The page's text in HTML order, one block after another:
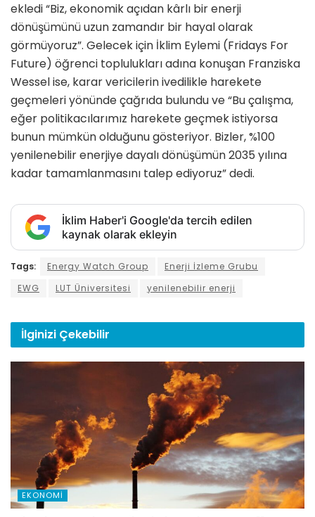
ekledi “Biz, ekonomik açıdan kârlı bir enerji
dönüşümünü uzun zamandır bir hayal olarak
görmüyoruz”. Gelecek için İklim Eylemi (Fridays For
Future) öğrenci toplulukları adına konuşan Franziska
Wessel ise, karar vericilerin ivedilikle harekete
geçmeleri yönünde çağrıda bulundu ve “Bu çalışma,
eğer politikacılarımız harekete geçmek istiyorsa
bunun mümkün olduğunu gösteriyor. Bizler, %100
yenilenebilir enerjiye dayalı dönüşümün 2035 yılına
kadar tamamlanmasını talep ediyoruz” dedi.
İklim Haber'i Google'da tercih edilen
kaynak olarak ekleyin
Tags: Energy Watch Group
Enerji İzleme Grubu
EWG
LUT Üniversitesi yenilenebilir enerji
İlginizi Çekebilir
EKONOMI